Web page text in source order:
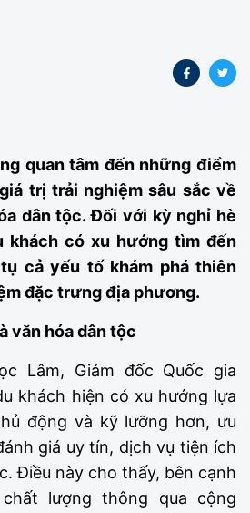
quan tâm đến những điểm
trị trải nghiệm sâu sắc về
dân tộc. Đối với kỳ nghỉ hè
khách có xu hướng tìm đến
cả yếu tố khám phá thiên
đặc trưng địa phương.
văn hóa dân tộc
Lâm, Giám đốc Quốc gia
khách hiện có xu hướng lựa
động và kỹ lưỡng hơn, ưu
giá uy tín, dịch vụ tiện ích
Điều này cho thấy, bên cạnh
lượng thông qua cộng